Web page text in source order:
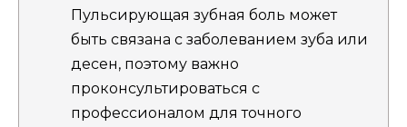
Пульсирующая зубная боль может
быть связана с заболеванием зуба или
десен, поэтому важно
проконсультироваться с
профессионалом для точного